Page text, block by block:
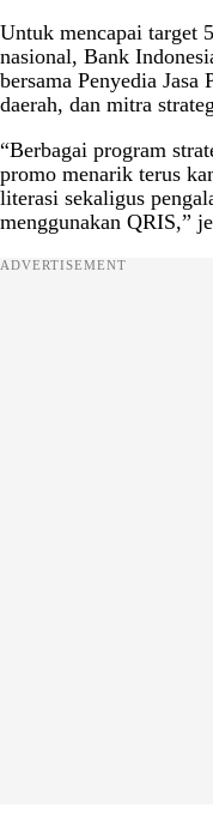
Untuk mencapai target
nasional, Bank
bersama Penyedia Jasa
daerah, dan mitra
“Berbagai program
promo menarik terus
literasi sekaligus
menggunakan QRIS,”
ADVERTISEMENT